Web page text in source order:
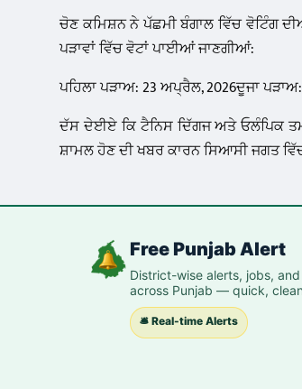
ਚੋਣ ਕਮਿਸ਼ਨ ਨੇ ਪੱਛਮੀ ਬੰਗਾਲ ਵਿੱਚ ਵੋਟਿੰਗ
ਪੜਾਵਾਂ ਵਿੱਚ ਵੋਟਾਂ ਪਾਈਆਂ ਜਾਣਗੀਆਂ:
ਪਹਿਲਾ ਪੜਾਅ: 23 ਅਪ੍ਰੈਲ, 2026ਦੂਜਾ
ਦੱਸ ਦੇਈਏ ਕਿ ਟੈਨਿਸ ਦਿੱਗਜ ਅਤੇ ਓਲੰਪਿਕ
ਸ਼ਾਮਲ ਹੋਣ ਦੀ ਖਬਰ ਕਾਰਨ ਸਿਆਸੀ ਜਗਤ
Free Punjab Alert
District-wise alerts, jobs,
across Punjab — quick,
🛎️ Real-time Alerts